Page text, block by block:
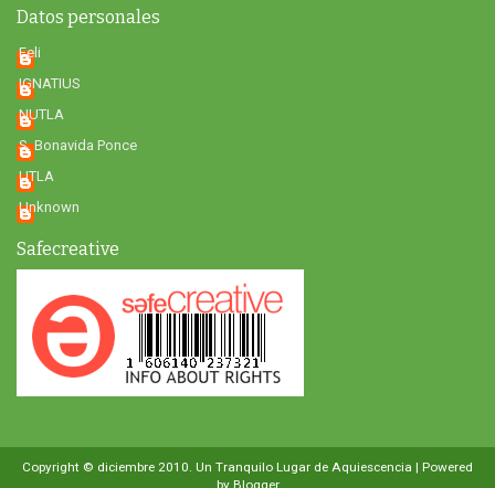
Datos personales
Feli
IGNATIUS
NUTLA
S. Bonavida Ponce
UTLA
Unknown
Safecreative
Copyright © diciembre 2010. Un Tranquilo Lugar de Aquiescencia | Powered
by Blogger